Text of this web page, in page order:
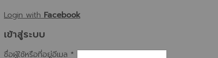
Login withFacebook
เข้าสู่ระบบ
ชื่อผู้ใช้หรือที่อยู่อีเมล *